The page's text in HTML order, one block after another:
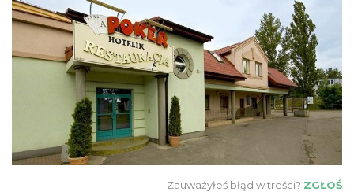
Zauważyłeś błąd w treści? ZGŁOŚ